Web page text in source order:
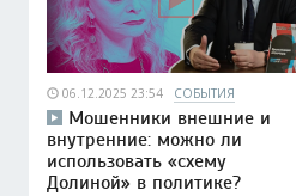
06.12.2025 23:54 СОБЫТИЯ
Мошенники внешние и
внутренние: можно ли
использовать «схему
Долиной» в политике?